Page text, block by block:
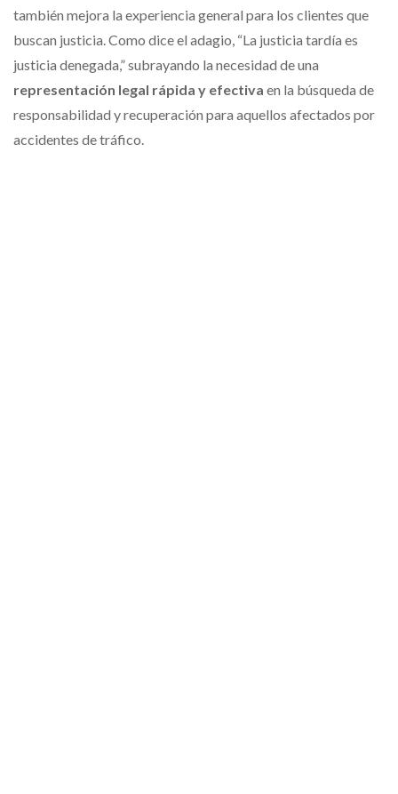
también mejora la experiencia general para los clientes que
buscan justicia. Como dice el adagio, “La justicia tardía es
justicia denegada,” subrayando la necesidad de una
representación legal rápida y efectiva en la búsqueda de
responsabilidad y recuperación para aquellos afectados por
accidentes de tráfico.